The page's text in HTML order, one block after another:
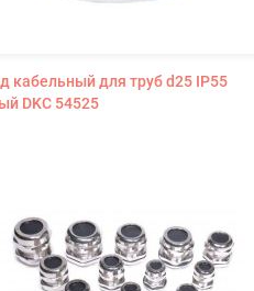
кабельный для труб d25 IP55
DKC 54525